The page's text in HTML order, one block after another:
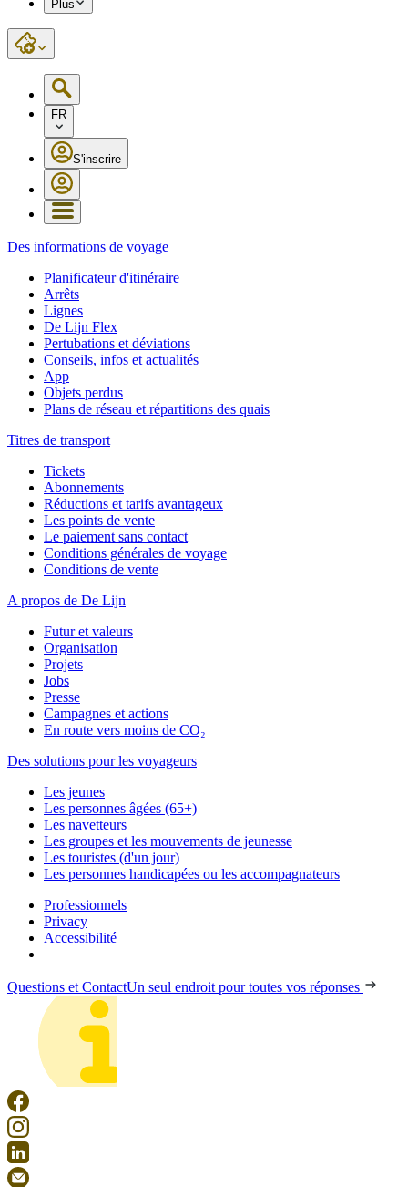
Plus
FR
S'inscrire
Des informations de voyage
Planificateur d'itinéraire
Arrêts
Lignes
De Lijn Flex
Pertubations et déviations
Conseils, infos et actualités
App
Objets perdus
Plans de réseau et répartitions des quais
Titres de transport
Tickets
Abonnements
Réductions et tarifs avantageux
Les points de vente
Le paiement sans contact
Conditions générales de voyage
Conditions de vente
A propos de De Lijn
Futur et valeurs
Organisation
Projets
Jobs
Presse
Campagnes et actions
En route vers moins de CO₂
Des solutions pour les voyageurs
Les jeunes
Les personnes âgées (65+)
Les navetteurs
Les groupes et les mouvements de jeunesse
Les touristes (d'un jour)
Les personnes handicapées ou les accompagnateurs
Professionnels
Privacy
Accessibilité
Questions et ContactUn seul endroit pour toutes vos réponses